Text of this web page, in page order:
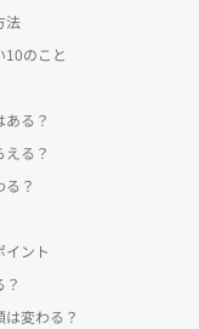
法
10のこと
る？
る？
？
イント
変わる？